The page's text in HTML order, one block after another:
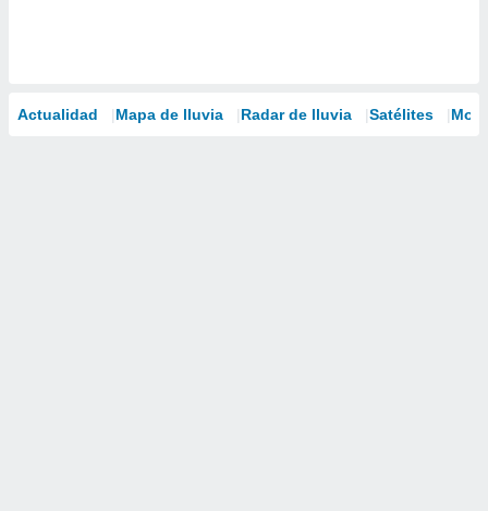
Actualidad Mapa de lluvia Radar de lluvia Satélites